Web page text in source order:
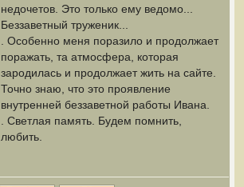
недочетов. Это только ему ведомо...
Беззаветный труженик...
. Особенно меня поразило и продолжает
поражать, та атмосфера, которая
зародилась и продолжает жить на сайте.
Точно знаю, что это проявление
внутренней беззаветной работы Ивана.
. Светлая память. Будем помнить,
любить.